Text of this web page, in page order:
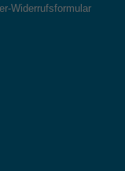
Widerrufsformular